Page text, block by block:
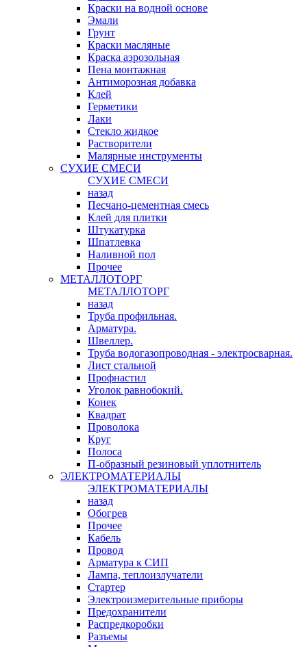
Краски на водной основе
Эмали
Грунт
Краски масляные
Краска аэрозольная
Пена монтажная
Антиморозная добавка
Клей
Герметики
Лаки
Стекло жидкое
Растворители
Малярные инструменты
СУХИЕ СМЕСИ
СУХИЕ СМЕСИ
назад
Песчано-цементная смесь
Клей для плитки
Штукатурка
Шпатлевка
Наливной пол
Прочее
МЕТАЛЛОТОРГ
МЕТАЛЛОТОРГ
назад
Труба профильная.
Арматура.
Швеллер.
Труба водогазопроводная - электросварная.
Лист стальной
Профнастил
Уголок равнобокий.
Конек
Квадрат
Проволока
Круг
Полоса
П-образный резиновый уплотнитель
ЭЛЕКТРОМАТЕРИАЛЫ
ЭЛЕКТРОМАТЕРИАЛЫ
назад
Обогрев
Прочее
Кабель
Провод
Арматура к СИП
Лампа, теплоизлучатели
Стартер
Электроизмерительные приборы
Предохранители
Распредкоробки
Разъемы